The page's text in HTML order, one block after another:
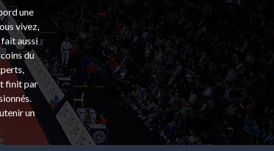
une
vivez,
aussi
du
finit par
un